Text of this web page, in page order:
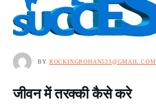
BY ROCKINGROHAN523@GMAIL.COM
जीवन में तरक्की कैसे करे